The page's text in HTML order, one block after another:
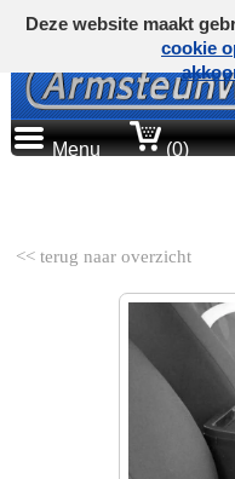
Menu (0)
<< terug naar overzicht
Deze website maakt
cookie